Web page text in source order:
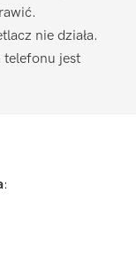
nie działa.
telefonu jest
: